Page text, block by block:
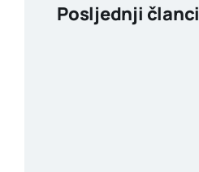
Posljednji članci